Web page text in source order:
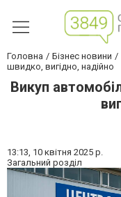
Головна Бізнес новини
швидко, вигідно, надійно
Викуп
13:13, 10 квітня 2025 р.
Загальний розділ